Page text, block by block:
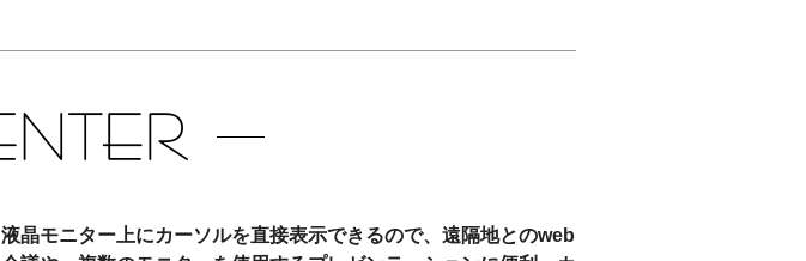
液晶モニター上にカーソルを直接表示できるので、遠隔地とのweb